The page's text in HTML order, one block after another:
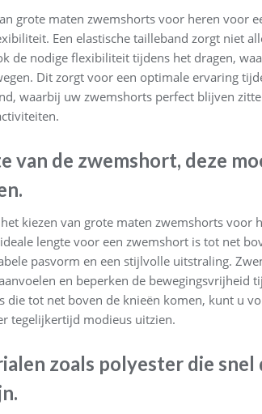
grote maten zwemshorts voor heren voor
Een elastische tailleband zorgt niet
de nodige flexibiliteit tijdens het dragen,
Dit zorgt voor een optimale ervaring
waarbij uw zwemshorts perfect blijven
van de zwemshort, deze
kiezen van grote maten zwemshorts voor
lengte voor een zwemshort is tot net
pasvorm en een stijlvolle uitstraling.
en beperken de bewegingsvrijheid
die tot net boven de knieën komen, kunt u
tegelijkertijd modieus uitzien.
zoals polyester die snel